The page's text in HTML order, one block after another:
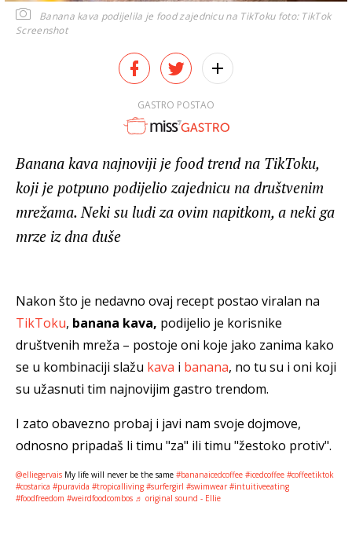
Banana kava podijelila je food zajednicu na TikToku foto: TikTok
Screenshot
GASTRO POSTAO
Banana kava najnoviji je food trend na TikToku,
koji je potpuno podijelio zajednicu na društvenim
mrežama. Neki su ludi za ovim napitkom, a neki ga
mrze iz dna duše
Nakon što je nedavno ovaj recept postao viralan na
TikToku, banana kava, podijelio je korisnike
društvenih mreža – postoje oni koje jako zanima kako
se u kombinaciji slažu kava i banana, no tu su i oni koji
su užasnuti tim najnovijim gastro trendom.
I zato obavezno probaj i javi nam svoje dojmove,
odnosno pripadaš li timu "za" ili timu "žestoko protiv".
@elliegervais My life will never be the same #bananaicedcoffee #icedcoffee #coffeetiktok
#costarica #puravida #tropicalliving #surfergirl #swimwear #intuitiveeating
#foodfreedom #weirdfoodcombos ♬ original sound - Ellie